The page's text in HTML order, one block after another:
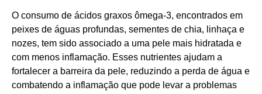
O consumo de ácidos graxos ômega-3, encontrados em
peixes de águas profundas, sementes de chia, linhaça e
nozes, tem sido associado a uma pele mais hidratada e
com menos inflamação. Esses nutrientes ajudam a
fortalecer a barreira da pele, reduzindo a perda de água e
combatendo a inflamação que pode levar a problemas